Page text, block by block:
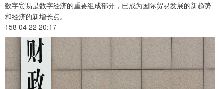
数字贸易是数字经济的重要组成部分，已成为国际贸易发展的新趋势
和经济的新增长点。
158 04-22 20:17